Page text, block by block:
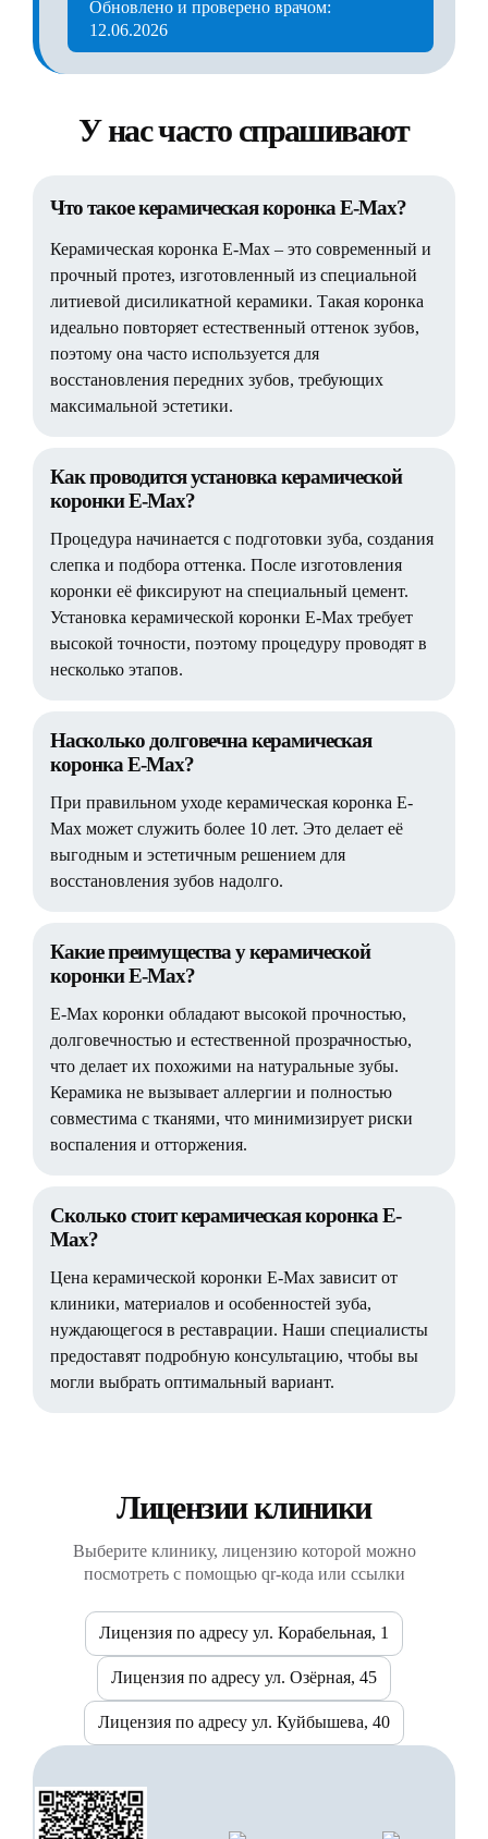
Обновлено и проверено врачом:
12.06.2026
У нас часто спрашивают
Что такое керамическая коронка E-Max?
Керамическая коронка E-Max – это современный и
прочный протез, изготовленный из специальной
литиевой дисиликатной керамики. Такая коронка
идеально повторяет естественный оттенок зубов,
поэтому она часто используется для
восстановления передних зубов, требующих
максимальной эстетики.
Как проводится установка керамической
коронки E-Max?
Процедура начинается с подготовки зуба, создания
слепка и подбора оттенка. После изготовления
коронки её фиксируют на специальный цемент.
Установка керамической коронки E-Max требует
высокой точности, поэтому процедуру проводят в
несколько этапов.
Насколько долговечна керамическая
коронка E-Max?
При правильном уходе керамическая коронка E-
Max может служить более 10 лет. Это делает её
выгодным и эстетичным решением для
восстановления зубов надолго.
Какие преимущества у керамической
коронки E-Max?
E-Max коронки обладают высокой прочностью,
долговечностью и естественной прозрачностью,
что делает их похожими на натуральные зубы.
Керамика не вызывает аллергии и полностью
совместима с тканями, что минимизирует риски
воспаления и отторжения.
Сколько стоит керамическая коронка E-
Max?
Цена керамической коронки E-Max зависит от
клиники, материалов и особенностей зуба,
нуждающегося в реставрации. Наши специалисты
предоставят подробную консультацию, чтобы вы
могли выбрать оптимальный вариант.
Лицензии клиники
Выберите клинику, лицензию которой можно
посмотреть с помощью qr-кода или ссылки
Лицензия по адресу ул. Корабельная, 1
Лицензия по адресу ул. Озёрная, 45
Лицензия по адресу ул. Куйбышева, 40